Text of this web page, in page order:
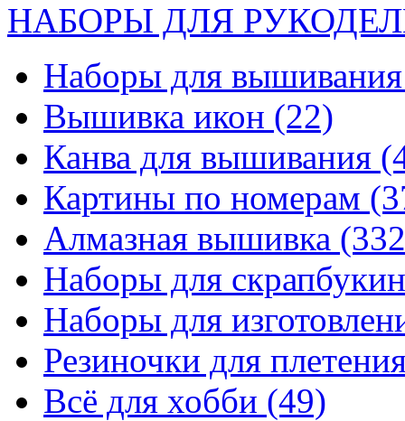
НАБОРЫ ДЛЯ
Наборы для
Вышивка икон (22)
Канва для вышивания
Картины по номерам
Алмазная вышивка
Наборы для
Наборы для
Резиночки для
Всё для хобби (49)